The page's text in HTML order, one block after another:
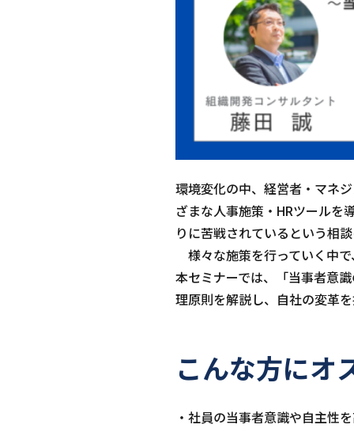
環境変化の中、経営者・マネ
ざまな人事施策・HRツールを
りに苦戦されているという相
様々な施策を行っていく中
本セミナーでは、「当事者意
理原則を解説し、自社の変革
こんな方にオ
・社員の当事者意識や自主性